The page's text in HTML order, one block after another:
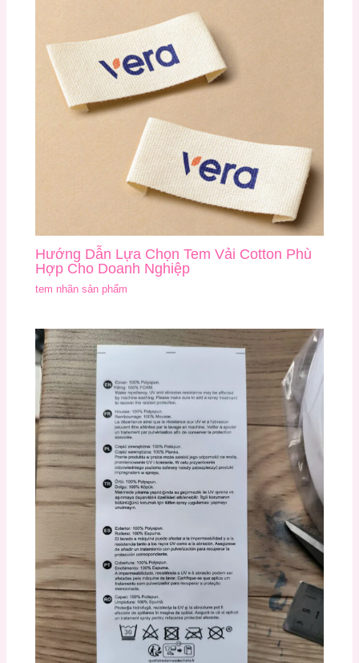
Hướng Dẫn Lựa Chọn Tem Vải Cotton Phù
Hợp Cho Doanh Nghiệp
tem nhãn sản phẩm